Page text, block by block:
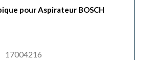
pour Aspirateur BOSCH
17004216